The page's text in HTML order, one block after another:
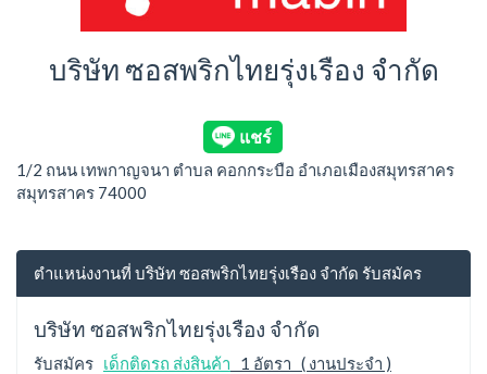
บริษัท ซอสพริกไทยรุ่งเรือง จำกัด
1/2 ถนน เทพกาญจนา ตำบล คอกกระบือ อำเภอเมืองสมุทรสาคร
สมุทรสาคร 74000
ตำแหน่งงานที่ บริษัท ซอสพริกไทยรุ่งเรือง จำกัด รับสมัคร
บริษัท ซอสพริกไทยรุ่งเรือง จำกัด
รับสมัคร เด็กติดรถ ส่งสินค้า 1 อัตรา ( งานประจำ )